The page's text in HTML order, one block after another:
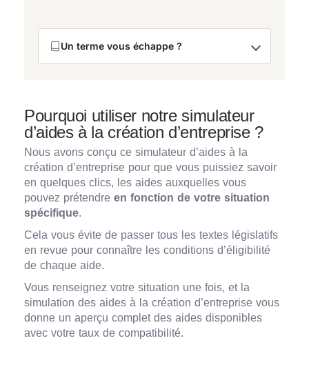
Un terme vous échappe ?
Pourquoi utiliser notre simulateur
d’aides à la création d’entreprise ?
Nous avons conçu ce simulateur d’aides à la
création d’entreprise pour que vous puissiez savoir
en quelques clics, les aides auxquelles vous
pouvez prétendre en fonction de votre situation
spécifique.
Cela vous évite de passer tous les textes législatifs
en revue pour connaître les conditions d’éligibilité
de chaque aide.
Vous renseignez votre situation une fois, et la
simulation des aides à la création d’entreprise vous
donne un aperçu complet des aides disponibles
avec votre taux de compatibilité.